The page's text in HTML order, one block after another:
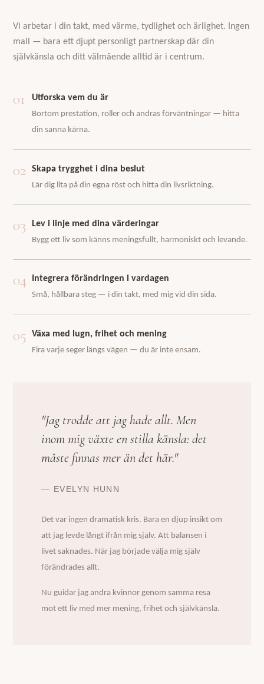
Vi arbetar i din takt, med värme, tydlighet och ärlighet. Ingen
mall — bara ett djupt personligt partnerskap där din
självkänsla och ditt välmående alltid är i centrum.
01 Utforska vem du är
Bortom prestation, roller och andras förväntningar — hitta
din sanna kärna.
02 Skapa trygghet i dina beslut
Lär dig lita på din egna röst och hitta din livsriktning.
03 Lev i linje med dina värderingar
Bygg ett liv som känns meningsfullt, harmoniskt och levande.
04 Integrera förändringen i vardagen
Små, hållbara steg — i din takt, med mig vid din sida.
05 Växa med lugn, frihet och mening
Fira varje seger längs vägen — du är inte ensam.
"Jag trodde att jag hade allt. Men
inom mig växte en stilla känsla: det
måste finnas mer än det här."
— EVELYN HUNN
Det var ingen dramatisk kris. Bara en djup insikt om
att jag levde långt ifrån mig själv. Att balansen i
livet saknades. När jag började välja mig själv
förändrades allt.
Nu guidar jag andra kvinnor genom samma resa
mot ett liv med mer mening, frihet och självkänsla.